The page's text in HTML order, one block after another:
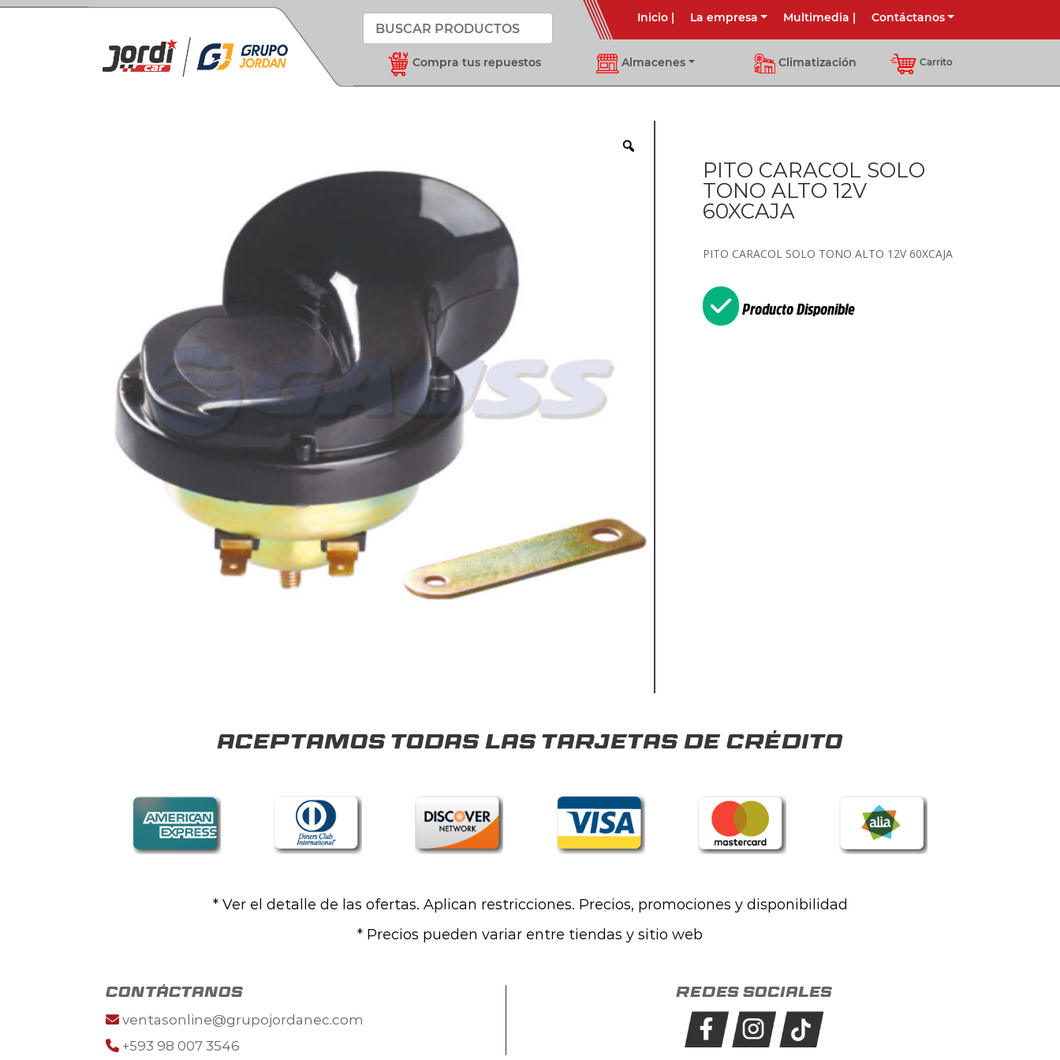
Inicio| La empresa Multimedia | Contáctanos
Compra tus repuestos Almacenes Climatización Carrito
PITO CARACOL SOLO
TONO ALTO 12V
60XCAJA
PITO CARACOL SOLO TONO ALTO 12V 60XCAJA
Producto Disponible
Aceptamos todas las tarjetas de crédito
* Ver el detalle de las ofertas. Aplican restricciones. Precios, promociones y disponibilidad
* Precios pueden variar entre tiendas y sitio web
contáctanos
ventasonline@grupojordanec.com
+593 98 007 3546
Redes sociales